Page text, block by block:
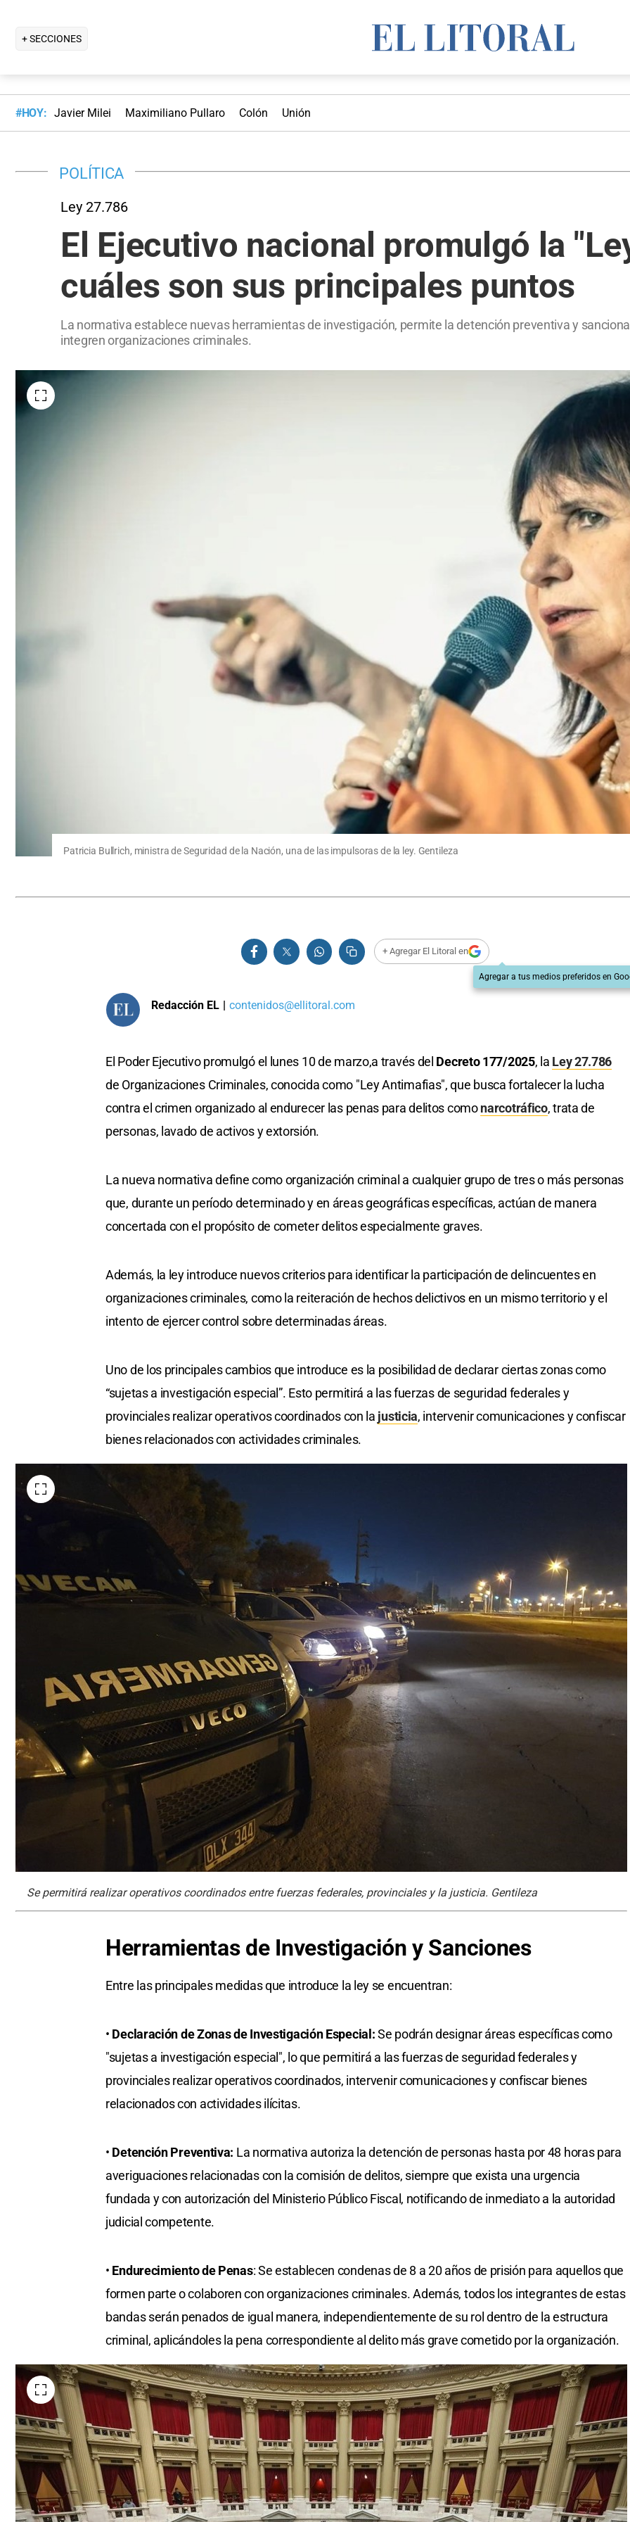
+ SECCIONES
#HOY: Javier Milei Maximiliano Pullaro Colón Unión
POLÍTICA
Ley 27.786
El Ejecutivo nacional promulgó la
cuáles son sus principales puntos
La normativa establece nuevas herramientas de investigación, permite la detención preventiva y
integren organizaciones criminales.
Patricia Bullrich, ministra de Seguridad de la Nación, una de las impulsoras de la ley. Gentileza
+ Agregar El Litoral en
Agregar a tus medios preferidos en
Redacción EL | contenidos@ellitoral.com
El Poder Ejecutivo promulgó el lunes 10 de marzo,a través del Decreto 177/2025, la Ley 27.786
de Organizaciones Criminales, conocida como "Ley Antimafias", que busca fortalecer la lucha
contra el crimen organizado al endurecer las penas para delitos comonarcotráfico, trata de
personas, lavado de activos y extorsión.
La nueva normativa define como organización criminal a cualquier grupo de tres o más personas
que, durante un período determinado y en áreas geográficas específicas, actúan de manera
concertada con el propósito de cometer delitos especialmente graves.​
Además, la ley introduce nuevos criterios para identificar la participación de delincuentes en
organizaciones criminales, como la reiteración de hechos delictivos en un mismo territorio y el
intento de ejercer control sobre determinadas áreas.
Uno de los principales cambios que introduce es la posibilidad de declarar ciertas zonas como
“sujetas a investigación especial”. Esto permitirá a las fuerzas de seguridad federales y
provinciales realizar operativos coordinados con la justicia, intervenir comunicaciones y confiscar
bienes relacionados con actividades criminales.
Se permitirá realizar operativos coordinados entre fuerzas federales, provinciales y la justicia. Gentileza
Herramientas de Investigación y Sanciones
Entre las principales medidas que introduce la ley se encuentran:
• Declaración de Zonas de Investigación Especial:Se podrán designar áreas específicas como
"sujetas a investigación especial", lo que permitirá a las fuerzas de seguridad federales y
provinciales realizar operativos coordinados, intervenir comunicaciones y confiscar bienes
relacionados con actividades ilícitas.​
• Detención Preventiva: La normativa autoriza la detención de personas hasta por 48 horas para
averiguaciones relacionadas con la comisión de delitos, siempre que exista una urgencia
fundada y con autorización del Ministerio Público Fiscal, notificando de inmediato a la autoridad
judicial competente.
• Endurecimiento de Penas: Se establecen condenas de 8 a 20 años de prisión para aquellos que
formen parte o colaboren con organizaciones criminales. Además, todos los integrantes de estas
bandas serán penados de igual manera, independientemente de su rol dentro de la estructura
criminal, aplicándoles la pena correspondiente al delito más grave cometido por la organización.